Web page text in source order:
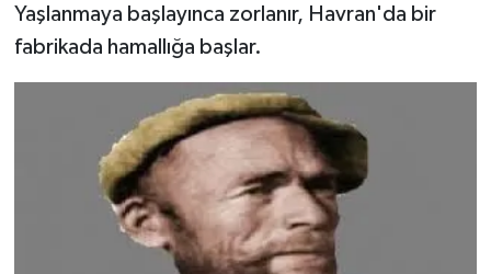
Yaşlanmaya başlayınca zorlanır, Havran'da bir
fabrikada hamallığa başlar.